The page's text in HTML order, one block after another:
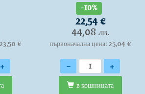
€
+
-10%
22,54 €
44,08 лв.
първоначална цена: 25,04 €
Количество
- +
в кошницата